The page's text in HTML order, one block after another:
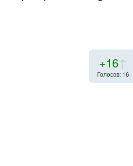
+16↑
Голосов: 16